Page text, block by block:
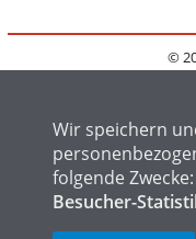
©
FAQ
Wir speichern
folgende Zwecke:
Besucher-